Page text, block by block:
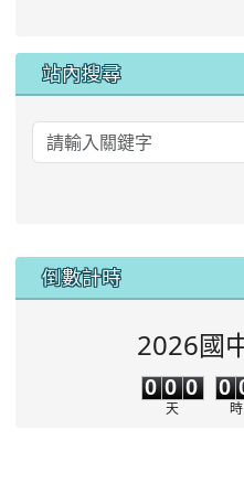
站內搜尋
::: 倒數計時
2026國
0 0 0
天
0
0
0
時